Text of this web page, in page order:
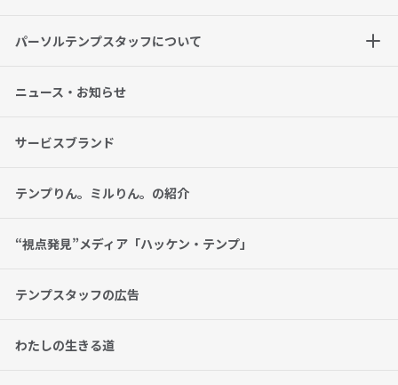
パーソルテンプスタッフについて
ニュース・お知らせ
サービスブランド
テンプりん。ミルりん。の紹介
“視点発見”メディア「ハッケン・テンプ」
テンプスタッフの広告
わたしの生きる道